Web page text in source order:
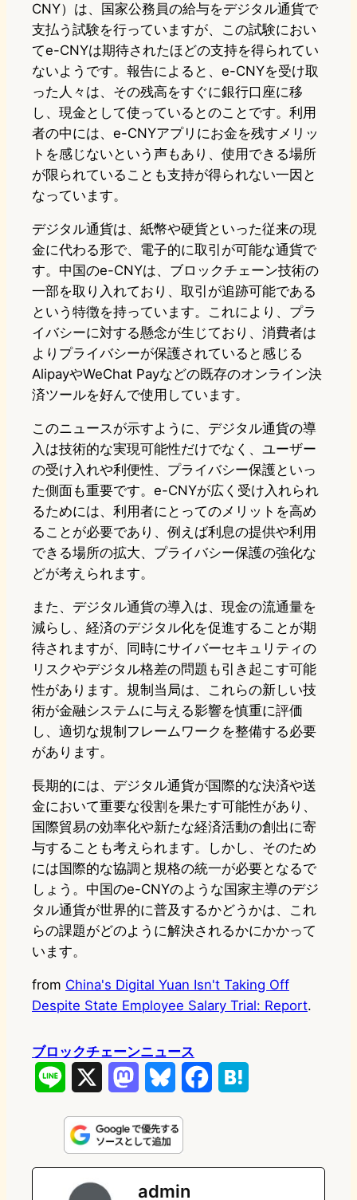
CNY）は、国家公務員の給与をデジタル通貨で
支払う試験を行っていますが、この試験におい
てe-CNYは期待されたほどの支持を得られてい
ないようです。報告によると、e-CNYを受け取
った人々は、その残高をすぐに銀行口座に移
し、現金として使っているとのことです。利用
者の中には、e-CNYアプリにお金を残すメリッ
トを感じないという声もあり、使用できる場所
が限られていることも支持が得られない一因と
なっています。
デジタル通貨は、紙幣や硬貨といった従来の現
金に代わる形で、電子的に取引が可能な通貨で
す。中国のe-CNYは、ブロックチェーン技術の
一部を取り入れており、取引が追跡可能である
という特徴を持っています。これにより、プラ
イバシーに対する懸念が生じており、消費者は
よりプライバシーが保護されていると感じる
AlipayやWeChat Payなどの既存のオンライン決
済ツールを好んで使用しています。
このニュースが示すように、デジタル通貨の導
入は技術的な実現可能性だけでなく、ユーザー
の受け入れや利便性、プライバシー保護といっ
た側面も重要です。e-CNYが広く受け入れられ
るためには、利用者にとってのメリットを高め
ることが必要であり、例えば利息の提供や利用
できる場所の拡大、プライバシー保護の強化な
どが考えられます。
また、デジタル通貨の導入は、現金の流通量を
減らし、経済のデジタル化を促進することが期
待されますが、同時にサイバーセキュリティの
リスクやデジタル格差の問題も引き起こす可能
性があります。規制当局は、これらの新しい技
術が金融システムに与える影響を慎重に評価
し、適切な規制フレームワークを整備する必要
があります。
長期的には、デジタル通貨が国際的な決済や送
金において重要な役割を果たす可能性があり、
国際貿易の効率化や新たな経済活動の創出に寄
与することも考えられます。しかし、そのため
には国際的な協調と規格の統一が必要となるで
しょう。中国のe-CNYのような国家主導のデジ
タル通貨が世界的に普及するかどうかは、これ
らの課題がどのように解決されるかにかかって
います。
from China's Digital Yuan Isn't Taking Off
Despite State Employee Salary Trial: Report.
ブロックチェーンニュース
n
e
s
t
u
e
e
e
admin